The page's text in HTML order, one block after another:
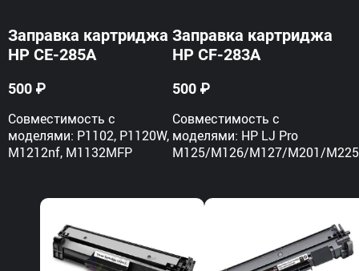
Заправка картриджа
HP CE-285A
500 ₽
Совместимость с
моделями: P1102, P1120W,
M1212nf, M1132MFP
Заправка картриджа
HP CF-283A
500 ₽
Совместимость с
моделями: HP LJ Pro
M125/M126/M127/M201/